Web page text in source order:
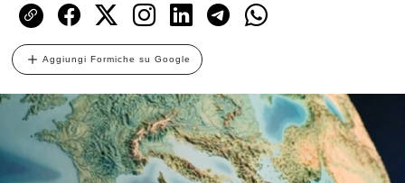
Aggiungi Formiche su Google